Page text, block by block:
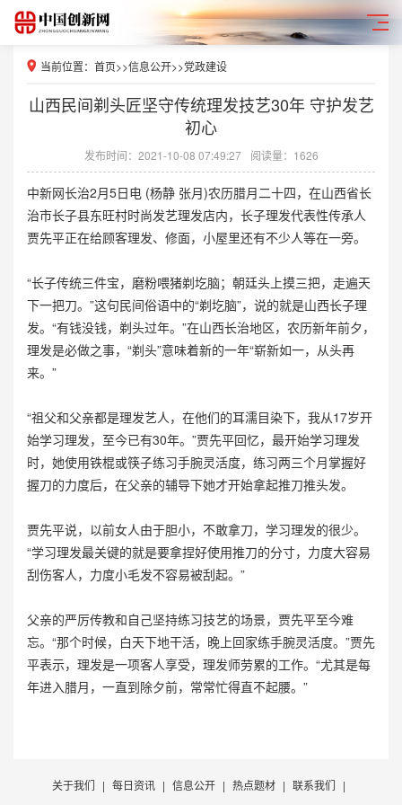
当前位置： 首页>>信息公开>>党政建设
山西民间剃头匠坚守传统理发技艺30年 守护发艺
初心
发布时间：2021-10-08 07:49:27 阅读量：1626
中新网长治2月5日电 (杨静 张月)农历腊月二十四，在山西省长
治市长子县东旺村时尚发艺理发店内，长子理发代表性传承人
贾先平正在给顾客理发、修面，小屋里还有不少人等在一旁。
“长子传统三件宝，磨粉喂猪剃圪脑；朝廷头上摸三把，走遍天
下一把刀。”这句民间俗语中的“剃圪脑”，说的就是山西长子理
发。“有钱没钱，剃头过年。”在山西长治地区，农历新年前夕，
理发是必做之事，“剃头”意味着新的一年“崭新如一，从头再
来。”
“祖父和父亲都是理发艺人，在他们的耳濡目染下，我从17岁开
始学习理发，至今已有30年。”贾先平回忆，最开始学习理发
时，她使用铁棍或筷子练习手腕灵活度，练习两三个月掌握好
握刀的力度后，在父亲的辅导下她才开始拿起推刀推头发。
贾先平说，以前女人由于胆小，不敢拿刀，学习理发的很少。
“学习理发最关键的就是要拿捏好使用推刀的分寸，力度大容易
刮伤客人，力度小毛发不容易被刮起。”
父亲的严厉传教和自己坚持练习技艺的场景，贾先平至今难
忘。“那个时候，白天下地干活，晚上回家练手腕灵活度。”贾先
平表示，理发是一项客人享受，理发师劳累的工作。“尤其是每
年进入腊月，一直到除夕前，常常忙得直不起腰。”
关于我们 | 每日资讯 | 信息公开 | 热点题材 | 联系我们 |